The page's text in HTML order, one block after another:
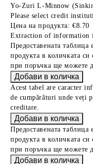
Yo-Zuri L-Minnow
Please select credit
Цена на продукта: €8.70
Extraction of information
Предоставената
продукта в количката
при поръчка ще можете
Acest tabel are caracter
de cumpărături unde veți
creditare.
Предоставената
продукта в количката
при поръчка ще можете